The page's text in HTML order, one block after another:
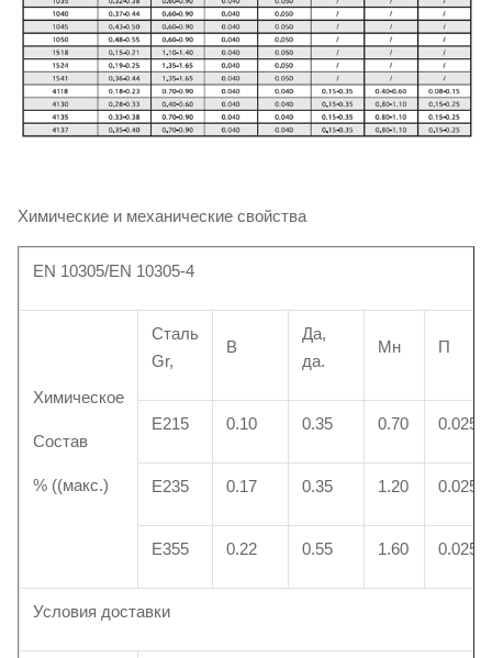
Химические и механические свойства
EN 10305/EN 10305-4
Химическое
Состав
% ((макс.)
Сталь
Gr,
В
Да,
да.
Мн П
Е215 0.10 0.35 0.70 0.025
Е235 0.17 0.35 1.20 0.025
Е355 0.22 0.55 1.60 0.025
Условия доставки